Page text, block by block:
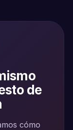
de
cómo